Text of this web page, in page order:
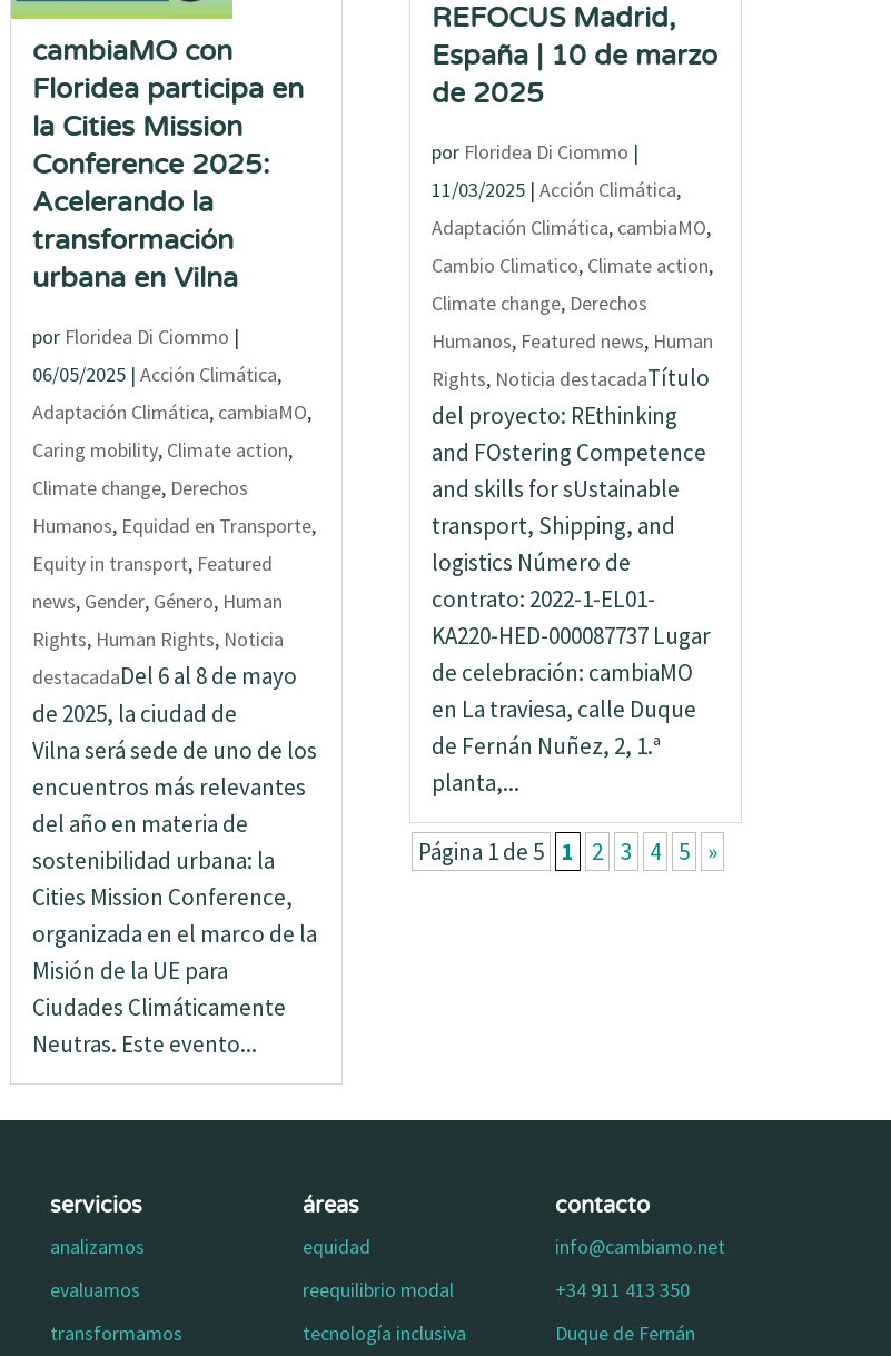
cambiaMO con
Floridea participa en
la Cities Mission
Conference 2025:
Acelerando la
transformación
urbana en Vilna
por Floridea Di Ciommo |
06/05/2025 |Acción Climática,
Adaptación Climática, cambiaMO,
Caring mobility, Climate action,
Climate change, Derechos
Humanos, Equidad en Transporte,
Equity in transport, Featured
news, Gender, Género, Human
Rights, Human Rights, Noticia
destacadaDel 6 al 8 de mayo
de 2025, la ciudad de
Vilna será sede de uno de los
encuentros más relevantes
del año en materia de
sostenibilidad urbana: la
Cities Mission Conference,
organizada en el marco de la
Misión de la UE para
Ciudades Climáticamente
Neutras. Este evento...
REFOCUS Madrid,
España | 10 de marzo
de 2025
por Floridea Di Ciommo |
11/03/2025| Acción Climática,
Adaptación Climática, cambiaMO,
Cambio Climatico, Climate action,
Climate change, Derechos
Humanos, Featured news, Human
Rights, Noticia destacadaTítulo
del proyecto: REthinking
and FOstering Competence
and skills for sUstainable
transport, Shipping, and
logistics Número de
contrato: 2022-1-EL01-
KA220-HED-000087737 Lugar
de celebración: cambiaMO
en La traviesa, calle Duque
de Fernán Nuñez, 2, 1.ª
planta,...
Página 1 de 5 1 2 3 4 5 »
servicios
analizamos
evaluamos
transformamos
áreas
equidad
reequilibrio modal
tecnología inclusiva
contacto
info@cambiamo.net
+34 911 413 350
Duque de Fernán